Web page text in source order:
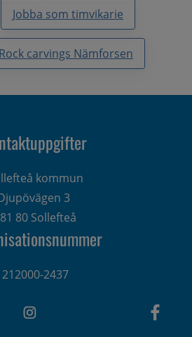
Jobba som timvikarie
Rock carvings Nämforsen
kommun
3
80 Sollefteå
212000-2437